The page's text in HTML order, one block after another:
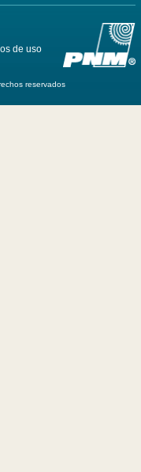
de uso
reservados